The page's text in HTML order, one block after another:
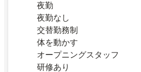
夜勤
夜勤なし
交替勤務制
体を動かす
オープニングスタッフ
研修あり